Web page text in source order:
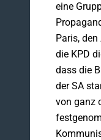
eine
Paris,
die KPD
dass die
der SA
von ganz